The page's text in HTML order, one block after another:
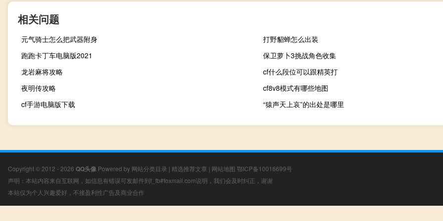
相关问题
元气骑士怎么把武器附身
打野貂蝉怎么出装
跑跑卡丁车电脑版2021
保卫萝卜3挑战角色收集
龙岩麻将攻略
cf什么段位可以跟精英打
夜明传攻略
cf8v8模式有哪些地图
cf手游电脑版下载
“猿声天上哀”的出处是哪里
Copyright © 2012 - 2026 QQ头像 Powered by 网站分类目录 | 精选推荐文章 | 网站地图 鄂ICP备10016699号
声明：本站内容来自互联网，如信息有错误可发邮件到f_fb#foxmail.com说明，我们会及时纠正，谢谢
本站仅为个人兴趣爱好，不接盈利性广告及商业合作